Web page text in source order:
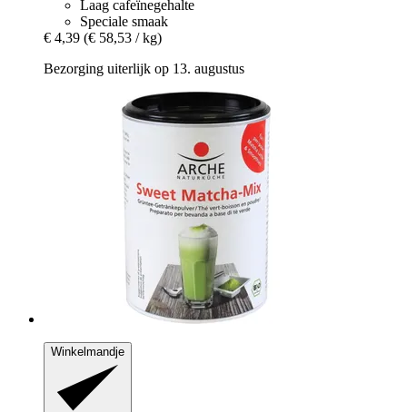
Laag cafeïnegehalte
Speciale smaak
€ 4,39 (€ 58,53 / kg)
Bezorging uiterlijk op 13. augustus
Winkelmandje